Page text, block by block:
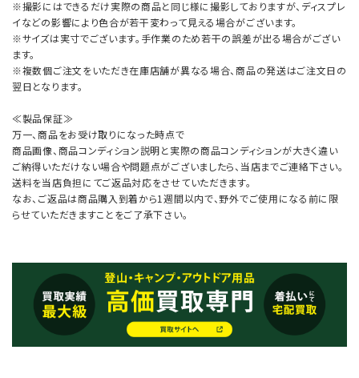
※撮影にはできるだけ実際の商品と同じ様に撮影しておりますが、ディスプレ
イなどの影響により色合が若干変わって見える場合がございます。
※サイズは実寸でございます。手作業のため若干の誤差が出る場合がござい
ます。
※複数個ご注文をいただき在庫店舗が異なる場合、商品の発送はご注文日の
翌日となります。
≪製品保証≫
万一、商品をお受け取りになった時点で
商品画像、商品コンディション説明と実際の商品コンディションが大きく違い
ご納得いただけない場合や問題点がございましたら、当店までご連絡下さい。
送料を当店負担にてご返品対応をさせていただきます。
なお、ご返品は商品購入到着から1週間以内で、野外でご使用になる前に限
らせていただきますことをご了承下さい。